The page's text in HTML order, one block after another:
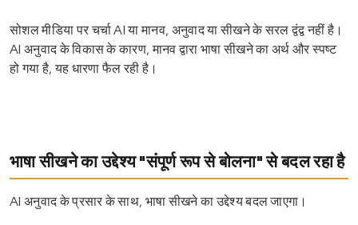
सोशल मीडिया पर चर्चा AI या मानव, अनुवाद या सीखने के सरल द्वंद्व नहीं है।
AI अनुवाद के विकास के कारण, मानव द्वारा भाषा सीखने का अर्थ और स्पष्ट
हो गया है, यह धारणा फैल रही है।
भाषा सीखने का उद्देश्य "संपूर्ण रूप से बोलना" से बदल रहा है
AI अनुवाद के प्रसार के साथ, भाषा सीखने का उद्देश्य बदल जाएगा।